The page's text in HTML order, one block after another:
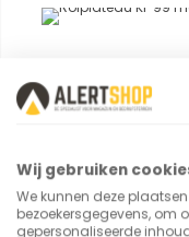
Wij gebruiken
We kunnen deze
bezoekersgegevens, om
gepersonaliseerde